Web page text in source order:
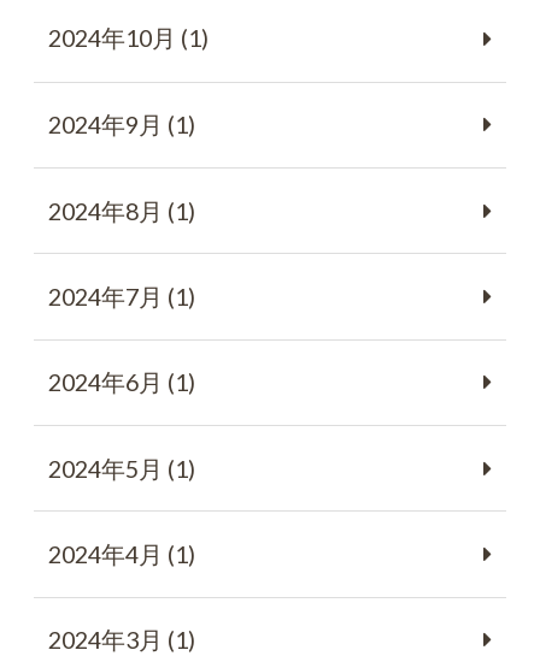
2024年10月 (1)
2024年9月 (1)
2024年8月 (1)
2024年7月 (1)
2024年6月 (1)
2024年5月 (1)
2024年4月 (1)
2024年3月 (1)